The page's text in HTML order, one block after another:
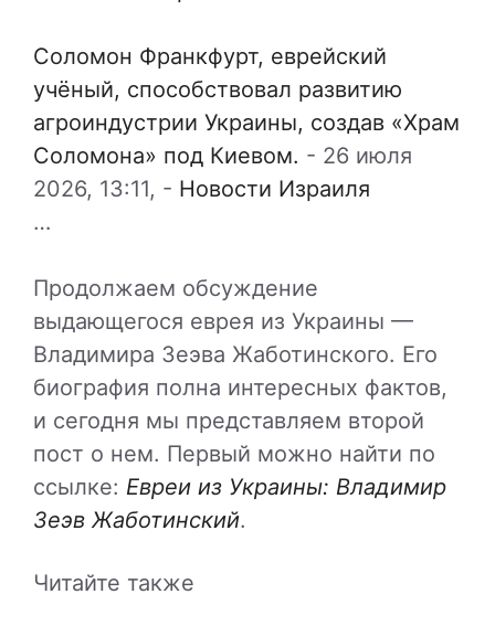
Соломон Франкфурт, еврейский
учёный, способствовал развитию
агроиндустрии Украины, создав «Храм
Соломона» под Киевом. - 26 июля
2026, 13:11, - Новости Израиля
…
Продолжаем обсуждение
выдающегося еврея из Украины —
Владимира Зеэва Жаботинского. Его
биография полна интересных фактов,
и сегодня мы представляем второй
пост о нем. Первый можно найти по
ссылке: Евреи из Украины: Владимир
Зеэв Жаботинский.
Читайте также